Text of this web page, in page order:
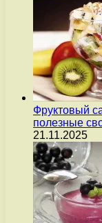
Фруктовый
полезные
21.11.2025